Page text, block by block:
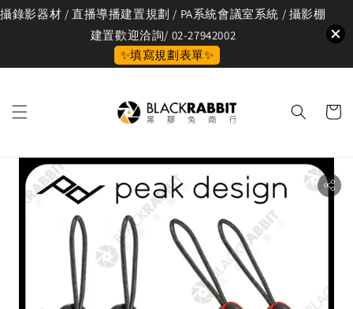
攝錄影器材 / 直播導播建置規劃 / PA系統會議室系統 / 攝影棚
建置歡迎洽詢/ 02-27942002
✨填寫規劃表單✨